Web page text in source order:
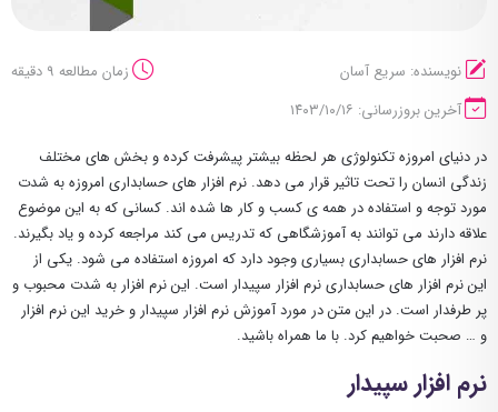
نویسنده: سریع آسان
زمان مطالعه 9 دقیقه
آخرین بروزرسانی: ۱۴۰۳/۱۰/۱۶
در دنیای امروزه تکنولوژی هر لحظه بیشتر پیشرفت کرده و بخش های مختلف
زندگی انسان را تحت تاثیر قرار می دهد. نرم افزار های حسابداری امروزه به شدت
مورد توجه و استفاده در همه ی کسب و کار ها شده اند. کسانی که به این موضوع
علاقه دارند می توانند به آموزشگاهی که تدریس می کند مراجعه کرده و یاد بگیرند.
نرم افزار های حسابداری بسیاری وجود دارد که امروزه استفاده می شود. یکی از
این نرم افزار های حسابداری نرم افزار سپیدار است. این نرم افزار به شدت محبوب و
پر طرفدار است. در این متن در مورد آموزش نرم افزار سپیدار و خرید این نرم افزار
و … صحبت خواهیم کرد. با ما همراه باشید.
نرم افزار سپیدار